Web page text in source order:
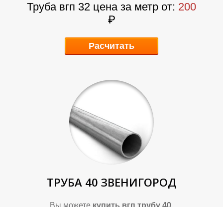
Р
Труба вгп 32 цена за метр от: 200
₽
Расчитать
ТРУБА 40 ЗВЕНИГОРОД
Вы можете купить вгп трубу 40
Р